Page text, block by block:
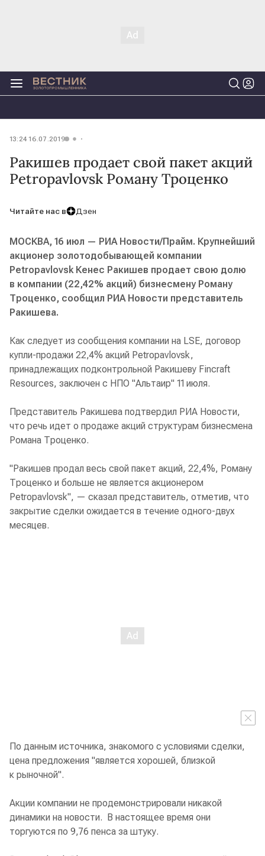
13:24 16.07.2019
Ракишев продает свой пакет акций
Petropavlovsk Роману Троценко
Читайте нас в Дзен
МОСКВА, 16 июл — РИА Новости/Прайм. Крупнейший
акционер золотодобывающей компании
Petropavlovsk Кенес Ракишев продает свою долю
в компании (22,42% акций) бизнесмену Роману
Троценко, сообщил РИА Новости представитель
Ракишева.
Как следует из сообщения компании на LSE, договор
купли-продажи 22,4% акций Petropavlovsk,
принадлежащих подконтрольной Ракишеву Fincraft
Resources, заключен с НПО "Альтаир" 11 июля.
Представитель Ракишева подтвердил РИА Новости,
что речь идет о продаже акций структурам бизнесмена
Романа Троценко.
"Ракишев продал весь свой пакет акций, 22,4%, Роману
Троценко и больше не является акционером
Petropavlovsk", — сказал представитель, отметив, что
закрытие сделки ожидается в течение одного-двух
месяцев.
По данным источника, знакомого с условиями сделки,
цена предложения "является хорошей, близкой
к рыночной".
Акции компании не продемонстрировали никакой
динамики на новости. В настоящее время они
торгуются по 9,76 пенса за штуку.